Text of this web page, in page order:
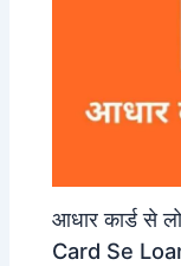
आधार कार्ड से
Card Se